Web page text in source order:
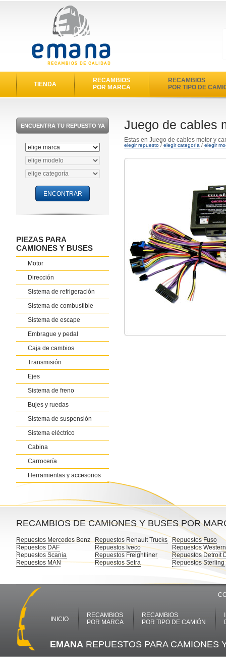
TIENDA
RECAMBIOS
POR MARCA
RECAMBIOS
POR TIPO DE
ENCUENTRA TU REPUESTO YA
PIEZAS PARA
CAMIONES Y BUSES
Motor
Dirección
Sistema de refrigeración
Sistema de combustible
Sistema de escape
Embrague y pedal
Caja de cambios
Transmisión
Ejes
Sistema de freno
Bujes y ruedas
Sistema de suspensión
Sistema eléctrico
Cabina
Carrocería
Herramientas y accesorios
Juego de cables
Estas en Juego de cables motor y
elegir repuesto / elegir categoría / elegir
RECAMBIOS DE CAMIONES Y BUSES POR
Repuestos Mercedes Benz
Repuestos DAF
Repuestos Scania
Repuestos MAN
Repuestos Renault Trucks
Repuestos Iveco
Repuestos Freightliner
Repuestos Setra
Repuestos Fuso
Repuestos
Repuestos Detroit
Repuestos Sterling
INICIO
RECAMBIOS
POR MARCA
RECAMBIOS
POR TIPO DE CAMIÓN
EMANA REPUESTOS PARA CAMIONES